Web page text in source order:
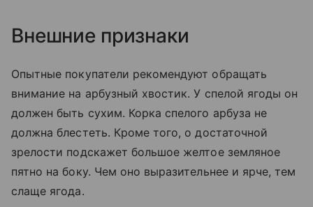
Внешние признаки
Опытные покупатели рекомендуют обращать
внимание на арбузный хвостик. У спелой ягоды он
должен быть сухим. Корка спелого арбуза не
должна блестеть. Кроме того, о достаточной
зрелости подскажет большое желтое земляное
пятно на боку. Чем оно выразительнее и ярче, тем
слаще ягода.